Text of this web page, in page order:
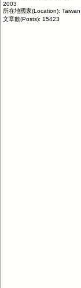
2003
所在地國家(Location): Taiwan
文章數(Posts): 15423